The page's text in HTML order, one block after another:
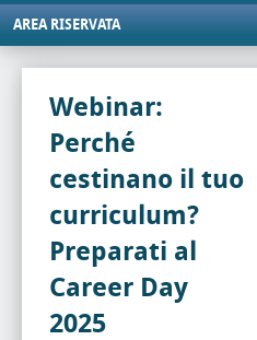
AREA RISERVATA
Webinar:
Perché
cestinano il tuo
curriculum?
Preparati al
Career Day
2025